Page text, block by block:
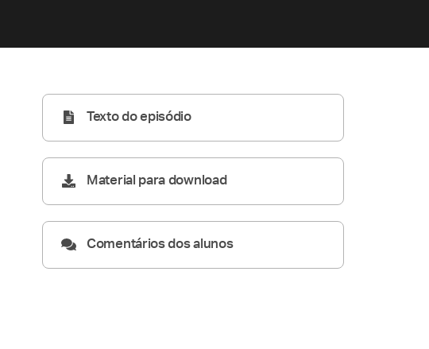
Homilia Diária
Texto do episódio
Material para download
Comentários dos alunos